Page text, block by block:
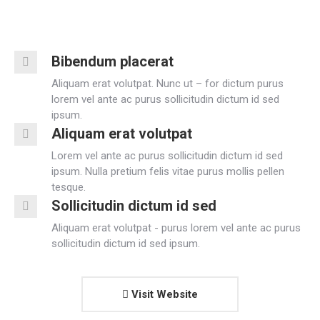
Bibendum placerat
Aliquam erat volutpat. Nunc ut – for dictum purus
lorem vel ante ac purus sollicitudin dictum id sed
ipsum.
Aliquam erat volutpat
Lorem vel ante ac purus sollicitudin dictum id sed
ipsum. Nulla pretium felis vitae purus mollis pellen
tesque.
Sollicitudin dictum id sed
Aliquam erat volutpat - purus lorem vel ante ac purus
sollicitudin dictum id sed ipsum.
Visit Website